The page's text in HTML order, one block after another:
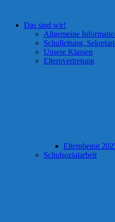
Das sind wir!
Allgemeine
Schulleitung,
Unsere Klassen
Elternvertretung
Elternbeirat
Schulsozialarbeit